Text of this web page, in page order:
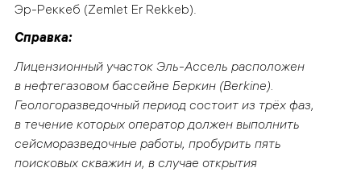
Эр-Реккеб (Zemlet Er Rekkeb).
Справка:
Лицензионный участок Эль-Ассель расположен
в нефтегазовом бассейне Беркин (Berkine).
Геологоразведочный период состоит из трёх фаз,
в течение которых оператор должен выполнить
сейсморазведочные работы, пробурить пять
поисковых скважин и, в случае открытия